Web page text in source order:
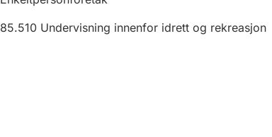
85.510 Undervisning innenfor idrett og rekreasjon